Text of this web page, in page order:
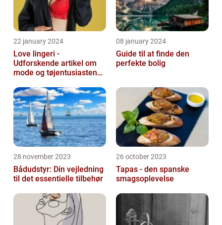
22 january 2024
Love lingeri -
Udforskende artikel om
mode og tøjentusiastens
08 january 2024
Guide til at finde den
perfekte bolig
28 november 2023
Bådudstyr: Din vejledning
til det essentielle tilbehør
26 october 2023
Tapas - den spanske
smagsoplevelse